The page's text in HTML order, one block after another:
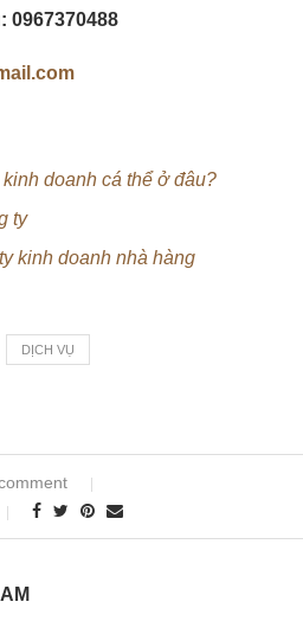
0967370488
doanh cá thể ở đâu?
ty
kinh doanh nhà hàng
DỊCH VỤ